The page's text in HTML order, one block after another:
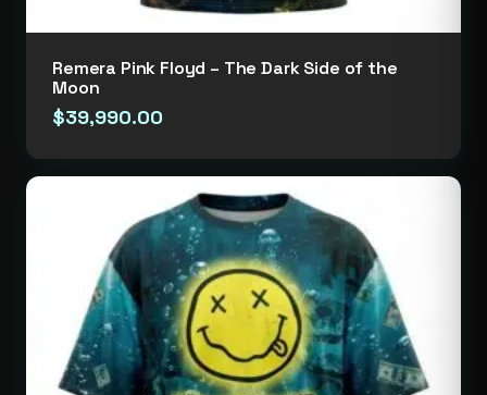
Remera Pink Floyd – The Dark Side of the
Moon
$39,990.00